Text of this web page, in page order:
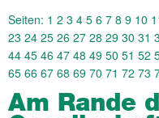
Seiten: 1 2 3 4 5 6 7 8 9 10
23 24 25 26 27 28 29 30 31
44 45 46 47 48 49 50 51 52
65 66 67 68 69 70 71 72 73
Am Rande